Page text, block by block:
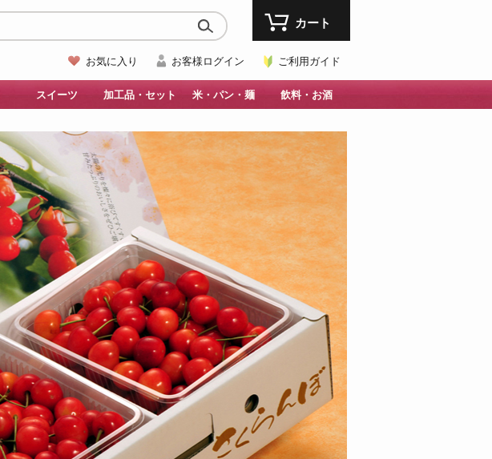
お気に入り お客様ログイン ご利用ガイド
カート
スイーツ 加工品・セット 米・パン・麺 飲料・お酒